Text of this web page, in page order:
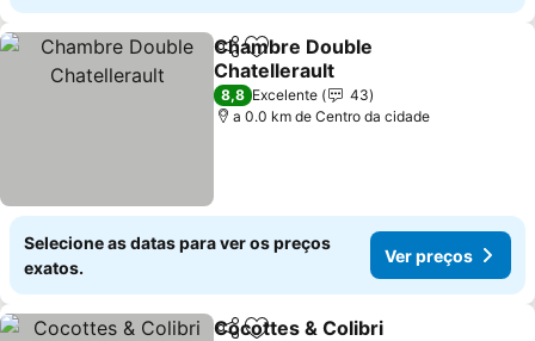
PartilharAdicionar aos favoritos
Chambre Double
Chatellerault
8,8 Excelente
43
a 0.0 km de Centro da cidade
Selecione as datas para ver os preços
exatos.
Ver preços
Cocottes & Colibri